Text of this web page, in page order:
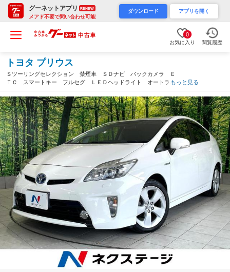
グーネットアプリ RENEW
メアド不要で問い合わせ可能
ダウンロード アプリを開く
0
お気に入り 閲覧履歴
トヨタ プリウス
Ｓツーリングセレクション 禁煙車 ＳＤナビ バックカメラ Ｅ
ＴＣ スマートキー フルセグ ＬＥＤヘッドライト オートライ
ト 電動格納ミラー オートエアコン プライバシーガラス ヘッ
ドライトウォッシャー（高知県）
もっと見る